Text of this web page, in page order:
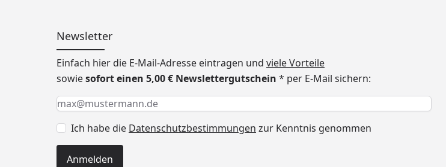
Newsletter
Einfach hier die E-Mail-Adresse eintragen und viele Vorteile
sowiesofort einen 5,00 € Newslettergutschein * per E-Mail sichern:
Keine Eingabe erforderlich
Eingabe erforderlich
E-Mail *
Ich habe die Datenschutzbestimmungen zur Kenntnis genommen
Anmelden